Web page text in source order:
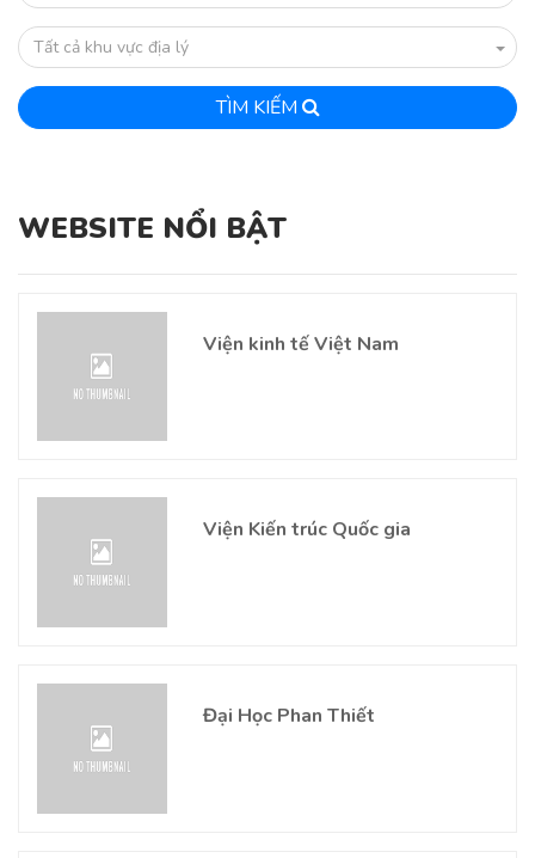
Tất cả khu vực địa lý
TÌM KIẾM
WEBSITE NỔI BẬT
Viện kinh tế Việt Nam
Viện Kiến trúc Quốc gia
Đại Học Phan Thiết